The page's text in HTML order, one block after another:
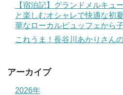
【宿泊記】グランドメルキュ
と楽しむオシャレで快適な初
華なローカルビュッフェから
これうま！長谷川あかりさんの
アーカイブ
2026年